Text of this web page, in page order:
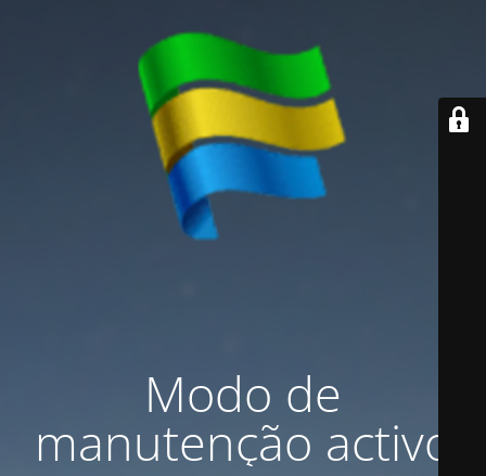
Modo de
manutenção activo